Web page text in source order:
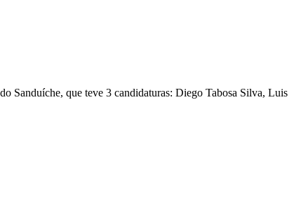
Sanduíche, que teve 3 candidaturas: Diego Tabosa Silva, Luis